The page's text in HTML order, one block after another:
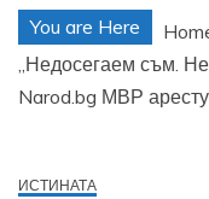
You are Here
„Недосегаем съм.
Narod.bg МВР
ИСТИНАТА